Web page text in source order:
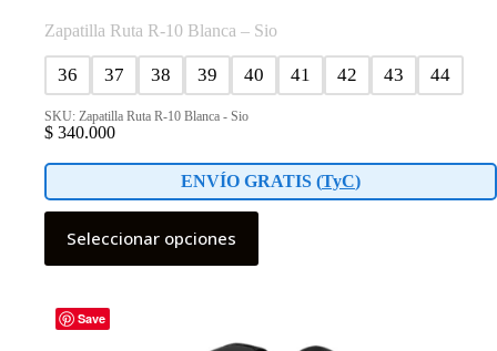
Zapatilla Ruta R-10 Blanca – Sio
36 37 38 39 40 41 42 43 44
SKU: Zapatilla Ruta R-10 Blanca - Sio
$ 340.000
ENVÍO GRATIS (TyC)
Seleccionar opciones
Este
producto
tiene
Las Save